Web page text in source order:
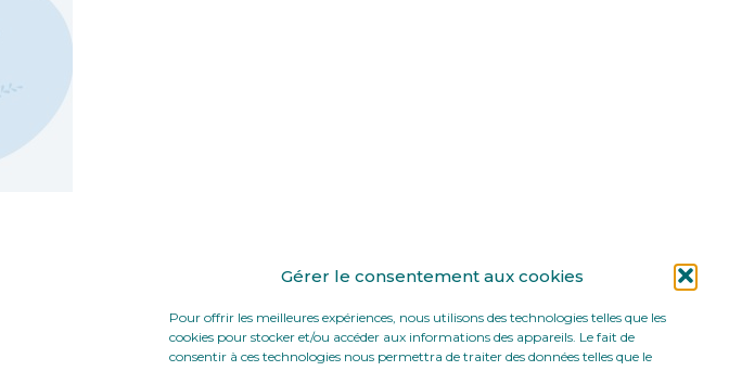
Gérer le consentement aux cookies
Pour offrir les meilleures expériences, nous utilisons des technologies telles que les
cookies pour stocker et/ou accéder aux informations des appareils. Le fait de
consentir à ces technologies nous permettra de traiter des données telles que le